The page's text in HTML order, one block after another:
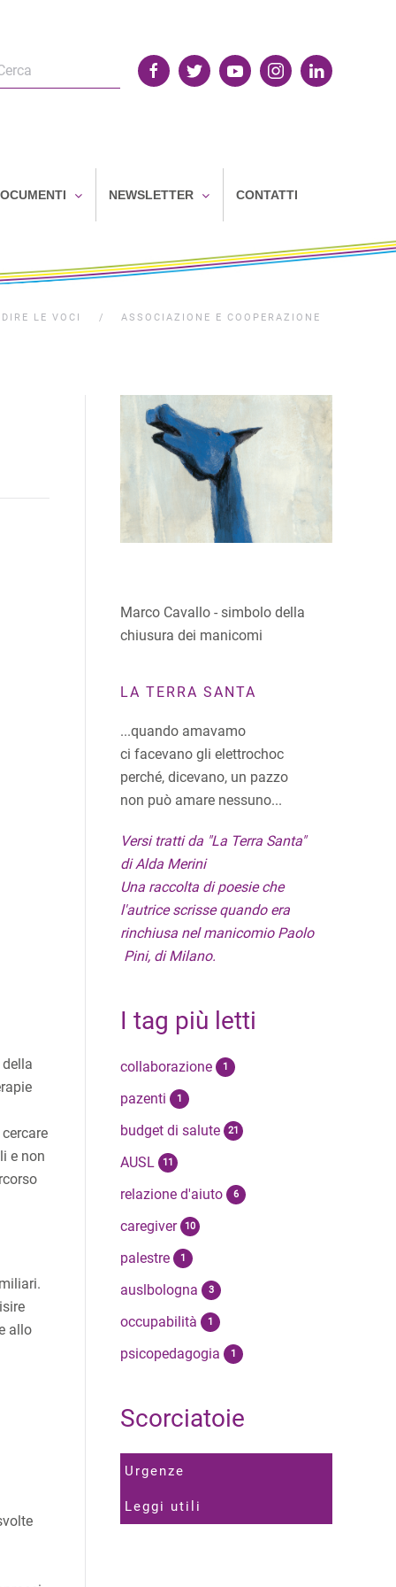
NEWSLETTER CONTATTI
LE VOCI
ASSOCIAZIONE E COOPERAZIONE
e non
allo
Marco Cavallo - simbolo della
chiusura dei manicomi
LA TERRA SANTA
...quando amavamo
ci facevano gli elettrochoc
perché, dicevano, un pazzo
non può amare nessuno...
Versi tratti da "La Terra Santa"
di Alda Merini
Una raccolta di poesie che
l'autrice scrisse quando era
rinchiusa nel manicomio Paolo
Pini, di Milano.
I tag più letti
collaborazione 1
pazenti 1
budget di salute 21
AUSL 11
relazione d'aiuto 6
caregiver 10
palestre 1
auslbologna 3
occupabilità 1
psicopedagogia 1
Scorciatoie
Urgenze
Leggi utili